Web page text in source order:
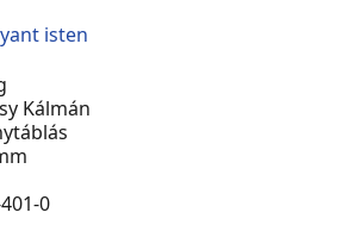
isten
Kálmán
0